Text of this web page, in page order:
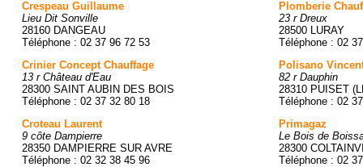
Crespeau Guillaume
Lieu Dit Sonville
28160 DANGEAU
Téléphone : 02 37 96 72 53
Crinier Concept Chauffage
13 r Château d'Eau
28300 SAINT AUBIN DES BOIS
Téléphone : 02 37 32 80 18
Croteau Laurent
9 côte Dampierre
28350 DAMPIERRE SUR AVRE
Téléphone : 02 32 38 45 96
Plomberie
23 r Dreux
28500 LURAY
Téléphone : 02
Polisano
82 r Dauphin
28310 PUISET
Téléphone : 02
Primagaz
Le Bois de
28300
Téléphone : 02